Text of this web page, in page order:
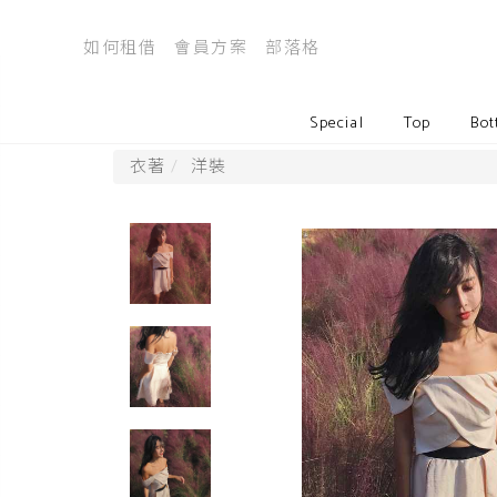
如何租借 會員方案 部落格
Special Top
衣著 洋裝